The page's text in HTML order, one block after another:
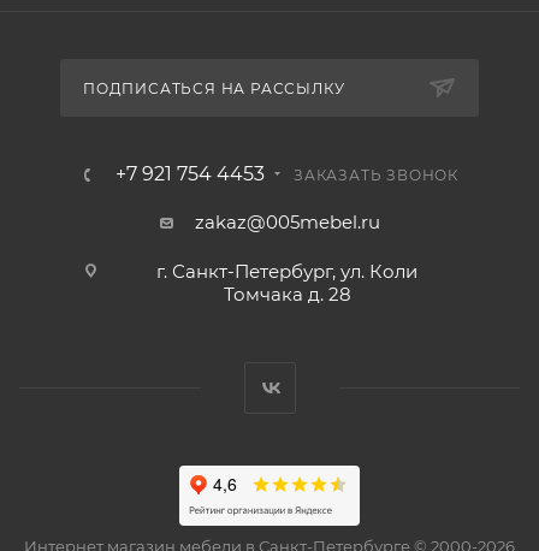
ПОДПИСАТЬСЯ НА РАССЫЛКУ
+7 921 754 4453 ЗАКАЗАТЬ ЗВОНОК
zakaz@005mebel.ru
г. Санкт-Петербург, ул. Коли
Томчака д. 28
Интернет магазин мебели в Санкт-Петербурге © 2000-2026